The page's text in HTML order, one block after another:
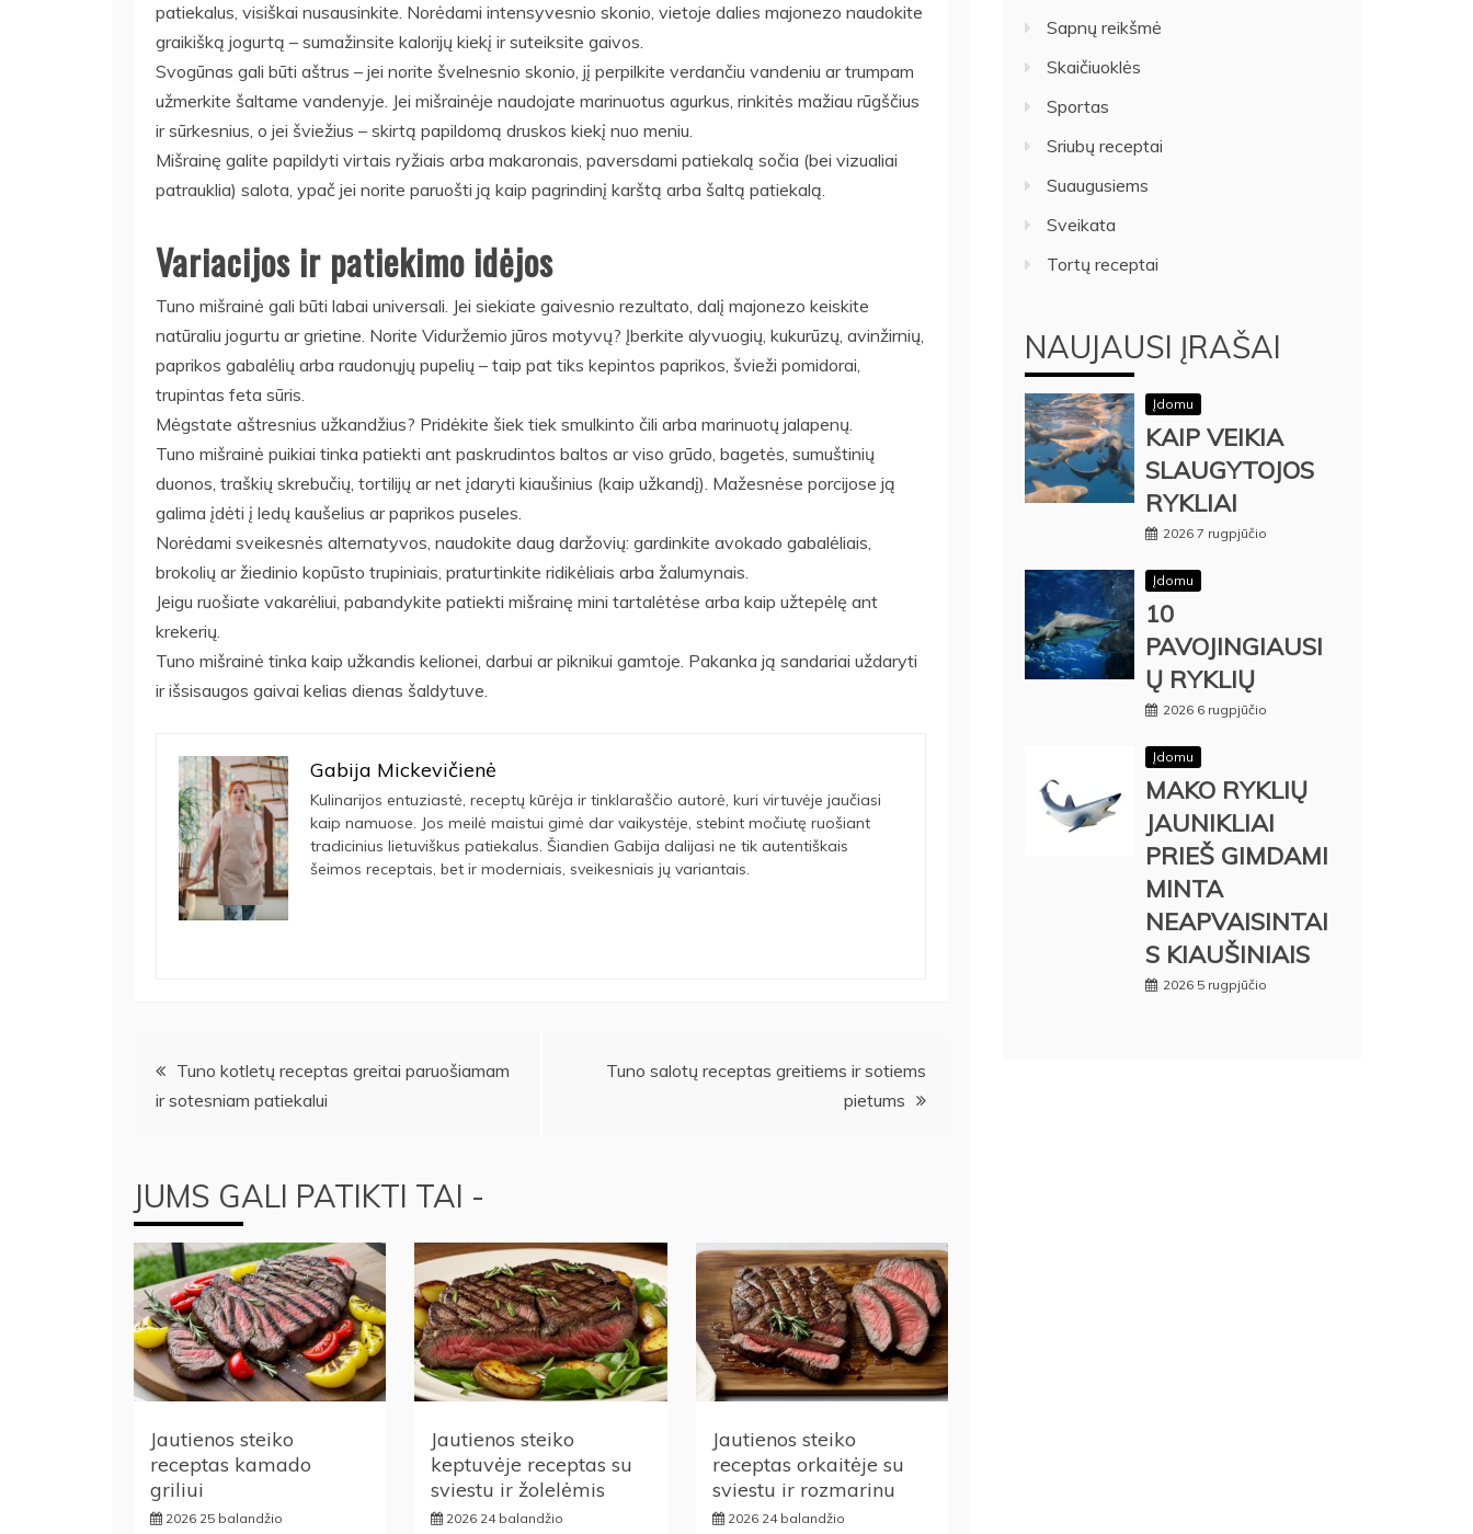
patiekalus, visiškai nusausinkite. Norėdami intensyvesnio skonio, vietoje dalies majonezo naudokite
graikišką jogurtą – sumažinsite kalorijų kiekį ir suteiksite gaivos.
Svogūnas gali būti aštrus – jei norite švelnesnio skonio, jį perpilkite verdančiu vandeniu ar trumpam
užmerkite šaltame vandenyje. Jei mišrainėje naudojate marinuotus agurkus, rinkitės mažiau rūgščius
ir sūrkesnius, o jei šviežius – skirtą papildomą druskos kiekį nuo meniu.
Mišrainę galite papildyti virtais ryžiais arba makaronais, paversdami patiekalą sočia (bei vizualiai
patrauklia) salota, ypač jei norite paruošti ją kaip pagrindinį karštą arba šaltą patiekalą.
Variacijos ir patiekimo idėjos
Tuno mišrainė gali būti labai universali. Jei siekiate gaivesnio rezultato, dalį majonezo keiskite
natūraliu jogurtu ar grietine. Norite Viduržemio jūros motyvų? Įberkite alyvuogių, kukurūzų, avinžirnių,
paprikos gabalėlių arba raudonųjų pupelių – taip pat tiks kepintos paprikos, švieži pomidorai,
trupintas feta sūris.
Mėgstate aštresnius užkandžius? Pridėkite šiek tiek smulkinto čili arba marinuotų jalapenų.
Tuno mišrainė puikiai tinka patiekti ant paskrudintos baltos ar viso grūdo, bagetės, sumuštinių
duonos, traškių skrebučių, tortilijų ar net įdaryti kiaušinius (kaip užkandį). Mažesnėse porcijose ją
galima įdėti į ledų kaušelius ar paprikos puseles.
Norėdami sveikesnės alternatyvos, naudokite daug daržovių: gardinkite avokado gabalėliais,
brokolių ar žiedinio kopūsto trupiniais, praturtinkite ridikėliais arba žalumynais.
Jeigu ruošiate vakarėliui, pabandykite patiekti mišrainę mini tartalėtėse arba kaip užtepėlę ant
krekerių.
Tuno mišrainė tinka kaip užkandis kelionei, darbui ar piknikui gamtoje. Pakanka ją sandariai uždaryti
ir išsisaugos gaivai kelias dienas šaldytuve.
Gabija Mickevičienė
Kulinarijos entuziastė, receptų kūrėja ir tinklaraščio autorė, kuri virtuvėje jaučiasi
kaip namuose. Jos meilė maistui gimė dar vaikystėje, stebint močiutę ruošiant
tradicinius lietuviškus patiekalus. Šiandien Gabija dalijasi ne tik autentiškais
šeimos receptais, bet ir moderniais, sveikesniais jų variantais.
Navigacija
tarp
įrašų
Tuno kotletų receptas greitai paruošiamam
ir sotesniam patiekalui
Tuno salotų receptas greitiems ir sotiems
pietums
JUMS GALI PATIKTI TAI -
Jautienos steiko
receptas kamado
griliui
2026 25 balandžio
Jautienos steiko
keptuvėje receptas su
sviestu ir žolelėmis
2026 24 balandžio
Jautienos steiko
receptas orkaitėje su
sviestu ir rozmarinu
2026 24 balandžio
Sapnų reikšmė
Skaičiuoklės
Sportas
Sriubų receptai
Suaugusiems
Sveikata
Tortų receptai
NAUJAUSI ĮRAŠAI
Įdomu
KAIP VEIKIA
SLAUGYTOJOS
RYKLIAI
2026 7 rugpjūčio
Įdomu
10
PAVOJINGIAUSI
Ų RYKLIŲ
2026 6 rugpjūčio
Įdomu
MAKO RYKLIŲ
JAUNIKLIAI
PRIEŠ GIMDAMI
MINTA
NEAPVAISINTAI
S KIAUŠINIAIS
2026 5 rugpjūčio